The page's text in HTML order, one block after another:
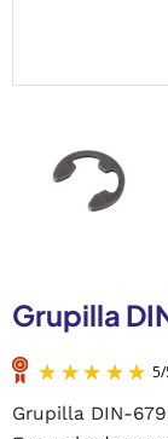
Grupilla
Grupilla DIN-